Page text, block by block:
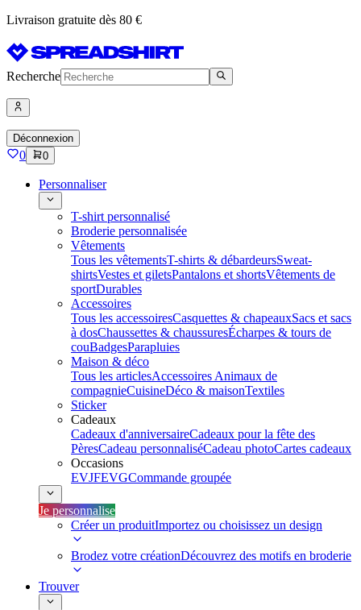
Livraison gratuite dès 80 €
Recherche
Déconnexion
0 0
Personnaliser
T-shirt personnalisé
Broderie personnalisée
Vêtements
Tous les vêtementsT-shirts & débardeursSweat-
shirtsVestes et giletsPantalons et shortsVêtements de
sportDurables
Accessoires
Tous les accessoiresCasquettes & chapeauxSacs et sacs
à dosChaussettes & chaussuresÉcharpes & tours de
couBadgesParapluies
Maison & déco
Tous les articlesAccessoires Animaux de
compagnieCuisineDéco & maisonTextiles
Sticker
Cadeaux
Cadeaux d'anniversaireCadeaux pour la fête des
PèresCadeau personnaliséCadeau photoCartes cadeaux
Occasions
EVJFEVGCommande groupée
Je personnalise
Créer un produitImportez ou choisissez un design
Brodez votre créationDécouvrez des motifs en broderie
Trouver